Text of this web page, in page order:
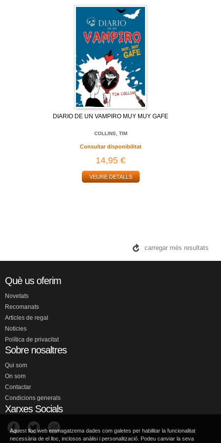
DIARIO DE UN VAMPIRO MUY MUY GAFE
COLLINS, TIM
Consultar disponibilitat
14,95 €
VEURE DETALLS
carregar més resultats
Què us oferim
Novetats
Recomanats
Articles de regal
Noticies
Política de privacitat
Sobre nosaltres
Qui som
On som
Contactar
Condicions generals
Xarxes Socials
Aquest lloc web emmagatzema dades com galetes per habilitar la funcionalitat
necessària de el lloc, inclosos anàlisi i personalització. Podeu canviar la seva